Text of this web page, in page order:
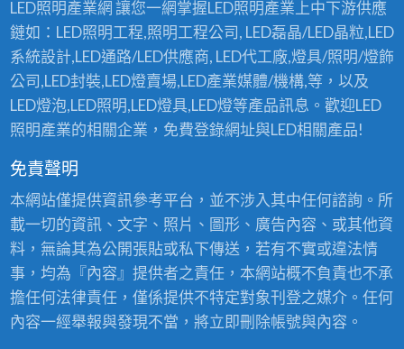
中
LED照明產業網 讓您一網掌握LED照明產業上中下游供應
鏈如：LED照明工程,照明工程公司, LED磊晶/LED晶粒,LED
系統設計,LED通路/LED供應商, LED代工廠,燈具/照明/燈飾
公司,LED封裝,LED燈賣場,LED產業媒體/機構,等，以及
LED燈泡,LED照明,LED燈具,LED燈等產品訊息。歡迎LED
照明產業的相關企業，免費登錄網址與LED相關產品!
免責聲明
本網站僅提供資訊參考平台，並不涉入其中任何諮詢。所
載一切的資訊、文字、照片、圖形、廣告內容、或其他資
料，無論其為公開張貼或私下傳送，若有不實或違法情
事，均為『內容』提供者之責任，本網站概不負責也不承
擔任何法律責任，僅係提供不特定對象刊登之媒介。任何
內容一經舉報與發現不當，將立即刪除帳號與內容。